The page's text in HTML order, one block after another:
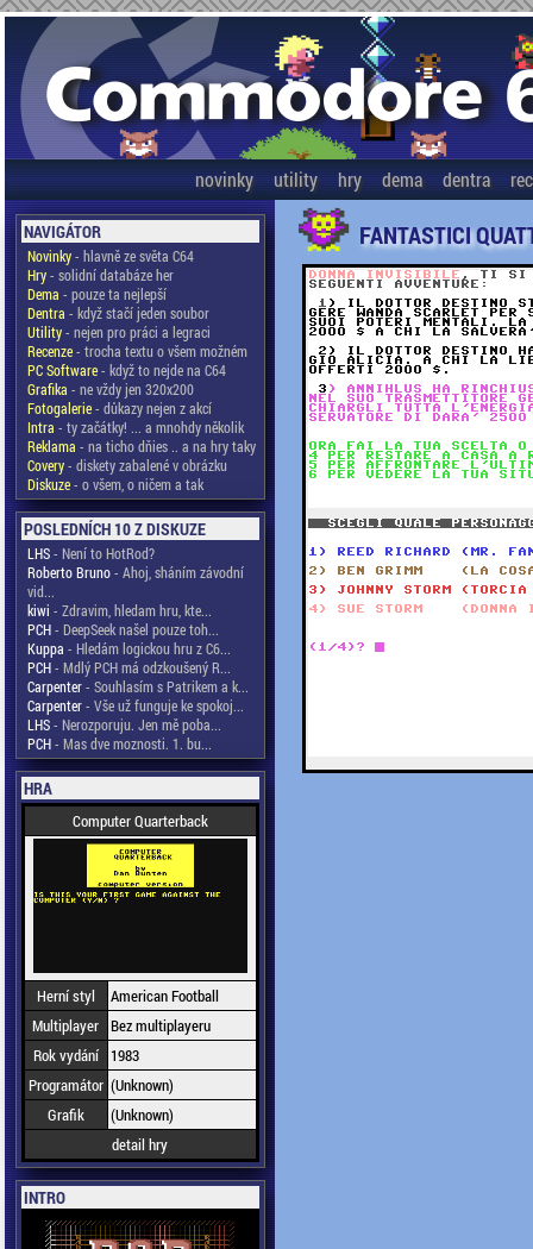
novinky utility hry dema dentra
NAVIGÁTOR
Novinky- hlavně ze světa C64
Hry- solidní databáze her
Dema - pouze ta nejlepší
Dentra - když stačí jeden soubor
Utility- nejen pro práci a legraci
Recenze- trocha textu o všem možném
PC Software- když to nejde na C64
Grafika - ne vždy jen 320x200
Fotogalerie- důkazy nejen z akcí
Intra - ty začátky! ... a mnohdy několik
Reklama - na ticho dňies .. a na hry taky
Covery- diskety zabalené v obrázku
Diskuze- o všem, o ničem a tak
POSLEDNÍCH 10 Z DISKUZE
LHS- Není to HotRod?
Roberto Bruno- Ahoj, sháním závodní
vid...
kiwi - Zdravim, hledam hru, kte...
PCH- DeepSeek našel pouze toh...
Kuppa - Hledám logickou hru z C6...
PCH- Mdlý PCH má odzkoušený R...
Carpenter- Souhlasím s Patrikem a k...
Carpenter- Vše už funguje ke spokoj...
LHS- Nerozporuju. Jen mě poba...
PCH- Mas dve moznosti. 1. bu...
HRA
Computer Quarterback
Herní styl
American Football
Multiplayer Bez multiplayeru
Rok vydání
1983
Programátor (Unknown)
Grafik
(Unknown)
detail hry
INTRO
FANTASTICI